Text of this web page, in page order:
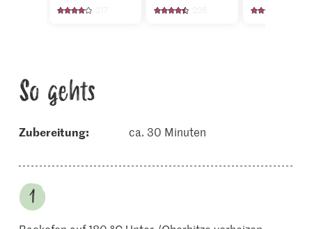
So gehts
Zubereitung: ca. 30 Minuten